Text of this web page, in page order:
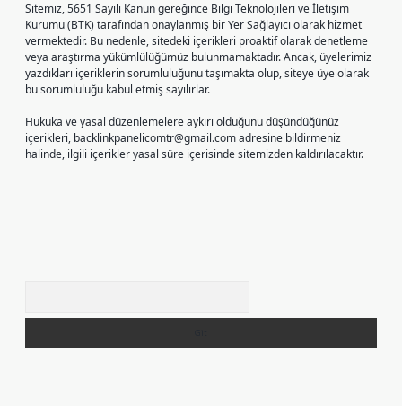
Sitemiz, 5651 Sayılı Kanun gereğince Bilgi Teknolojileri ve İletişim
Kurumu (BTK) tarafından onaylanmış bir Yer Sağlayıcı olarak hizmet
vermektedir. Bu nedenle, sitedeki içerikleri proaktif olarak denetleme
veya araştırma yükümlülüğümüz bulunmamaktadır. Ancak, üyelerimiz
yazdıkları içeriklerin sorumluluğunu taşımakta olup, siteye üye olarak
bu sorumluluğu kabul etmiş sayılırlar.
Hukuka ve yasal düzenlemelere aykırı olduğunu düşündüğünüz
içerikleri, backlinkpanelicomtr@gmail.comadresine bildirmeniz
halinde, ilgili içerikler yasal süre içerisinde sitemizden kaldırılacaktır.